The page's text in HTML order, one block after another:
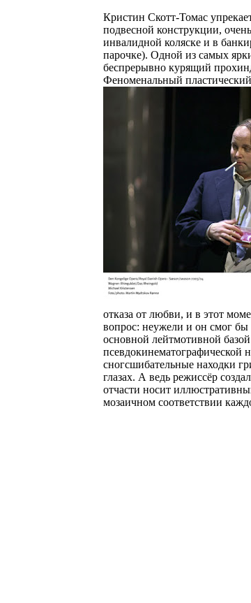
Кристин Скотт-Томас
подвесной конструкции,
инвалидной коляске и в
парочке). Одной из самых
беспрерывно курящий
Феноменальный
отказа от любви, и в этот
вопрос: неужели и он смог бы
основной лейтмотивной
псевдокинематографической
сногсшибательные находки
глазах. А ведь режиссёр
отчасти носит
мозаичном соответствии